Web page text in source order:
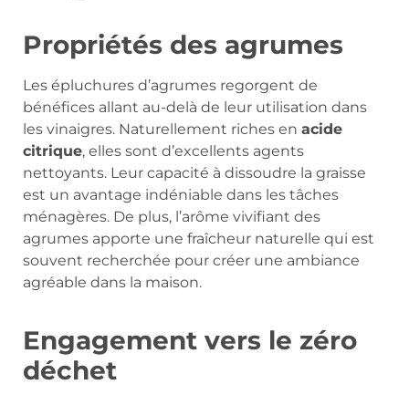
Propriétés des agrumes
Les épluchures d’agrumes regorgent de
bénéfices allant au-delà de leur utilisation dans
les vinaigres. Naturellement riches en acide
citrique, elles sont d’excellents agents
nettoyants. Leur capacité à dissoudre la graisse
est un avantage indéniable dans les tâches
ménagères. De plus, l’arôme vivifiant des
agrumes apporte une fraîcheur naturelle qui est
souvent recherchée pour créer une ambiance
agréable dans la maison.
Engagement vers le zéro
déchet